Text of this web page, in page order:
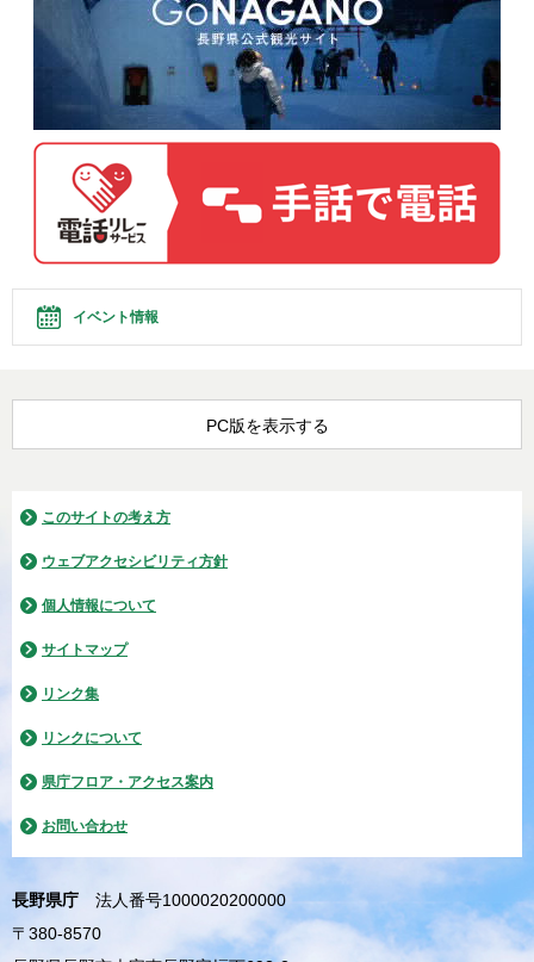
イベント情報
PC版を表示する
このサイトの考え方
ウェブアクセシビリティ方針
個人情報について
サイトマップ
リンク集
リンクについて
県庁フロア・アクセス案内
お問い合わせ
長野県庁
法人番号1000020200000
〒380-8570